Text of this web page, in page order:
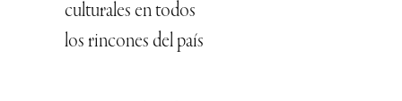
culturales en todos
los rincones del país